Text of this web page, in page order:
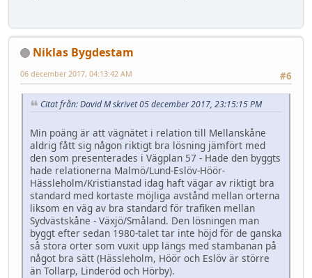
Niklas Bygdestam
#6
06 december 2017, 04:13:42 AM
Citat från: David M skrivet 05 december 2017, 23:15:15 PM
Min poäng är att vägnätet i relation till Mellanskåne
aldrig fått sig någon riktigt bra lösning jämfört med
den som presenterades i Vägplan 57 - Hade den byggts
hade relationerna Malmö/Lund-Eslöv-Höör-
Hässleholm/Kristianstad idag haft vägar av riktigt bra
standard med kortaste möjliga avstånd mellan orterna
liksom en väg av bra standard för trafiken mellan
Sydvästskåne - Växjö/Småland. Den lösningen man
byggt efter sedan 1980-talet tar inte höjd för de ganska
så stora orter som vuxit upp längs med stambanan på
något bra sätt (Hässleholm, Höör och Eslöv är större
än Tollarp, Linderöd och Hörby).